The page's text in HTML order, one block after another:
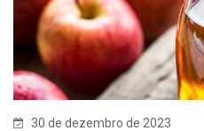
30 de dezembro de 2023